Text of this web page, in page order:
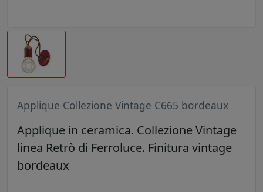
Applique Collezione Vintage C665 bordeaux
Applique in ceramica. Collezione Vintage
linea Retrò di Ferroluce. Finitura vintage
bordeaux